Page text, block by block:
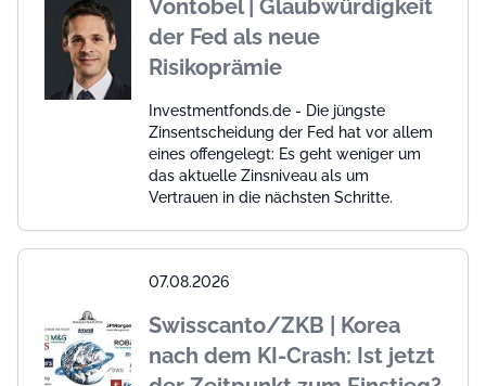
Vontobel | Glaubwürdigkeit
der Fed als neue
Risikoprämie
Investmentfonds.de - Die jüngste
Zinsentscheidung der Fed hat vor allem
eines offengelegt: Es geht weniger um
das aktuelle Zinsniveau als um
Vertrauen in die nächsten Schritte.
07.08.2026
Swisscanto/ZKB | Korea
nach dem KI-Crash: Ist jetzt